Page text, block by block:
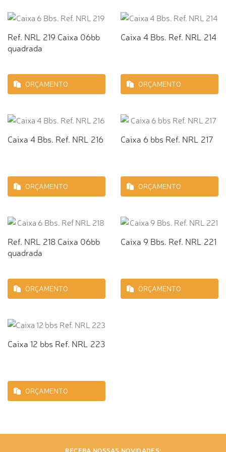
Ref. NRL 219 Caixa 06bb
quadrada
ORÇAMENTO
Caixa 4 Bbs. Ref. NRL 214
ORÇAMENTO
Caixa 4 Bbs. Ref. NRL 216
ORÇAMENTO
Caixa 6 bbs Ref. NRL 217
ORÇAMENTO
Ref. NRL 218 Caixa 06bb
quadrada
ORÇAMENTO
Caixa 9 Bbs. Ref. NRL 221
ORÇAMENTO
Caixa 12 bbs Ref. NRL 223
ORÇAMENTO